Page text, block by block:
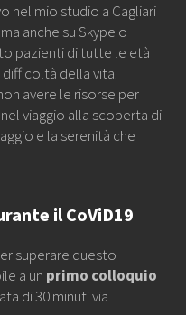
nel mio studio a Cagliari
anche su Skype o
pazienti di tutte le età
della vita.
avere le risorse per
viaggio alla scoperta di
e la serenità che
il CoViD19
superare questo
a un primo colloquio
di 30 minuti via